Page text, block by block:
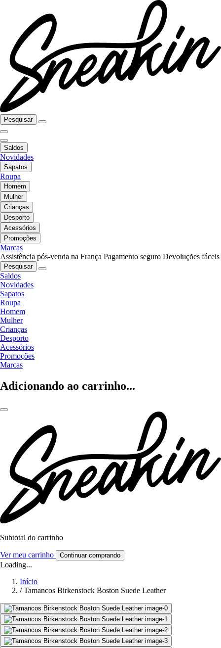
Pesquisar
Saldos
Novidades
Sapatos
Roupa
Homem
Mulher
Crianças
Desporto
Acessórios
Promoções
Marcas
Assistência pós-venda na França Pagamento seguro Devoluções fáceis
Pesquisar
Saldos
Novidades
Sapatos
Roupa
Homem
Mulher
Crianças
Desporto
Acessórios
Promoções
Marcas
Adicionando ao carrinho...
Subtotal do carrinho
Ver meu carrinho Continuar comprando
Loading...
Início
/ Tamancos Birkenstock Boston Suede Leather